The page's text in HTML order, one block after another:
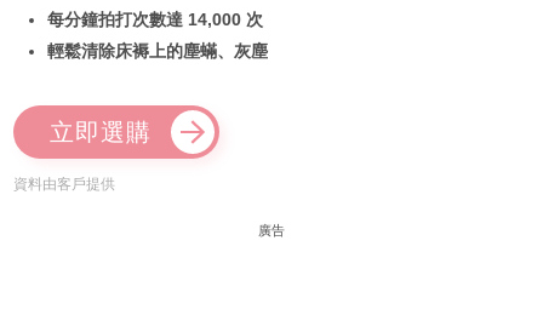
每分鐘拍打次數達 14,000 次
輕鬆清除床褥上的塵蟎、灰塵
立即選購
資料由客戶提供
廣告